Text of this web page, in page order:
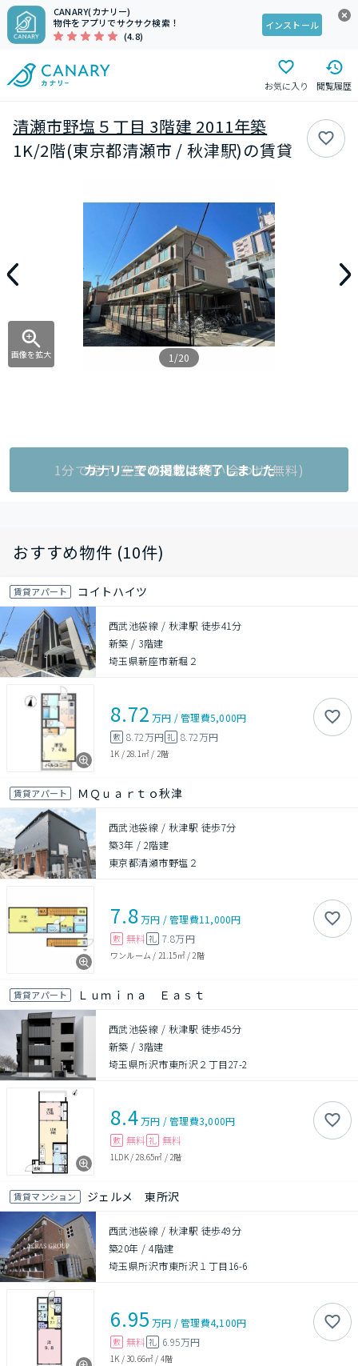
CANARY(カナリー)
物件をアプリでサクサク検索！
(4.8)
インストール
お気に入り 閲覧履歴
清瀬市野塩５丁目 3階建 2011年築
1K/2階(東京都清瀬市 / 秋津駅)の賃貸
画像を拡大 1/20
1分で完了!空室状況をお問い合わせ(無料)
カナリーでの掲載は終了しました
おすすめ物件 (10件)
賃貸アパート コイトハイツ
西武池袋線 / 秋津駅 徒歩41分
新築 / 3階建
埼玉県新座市新堀２
8.72 万円 /管理費5,000円
敷 8.72万円 礼 8.72万円
1K / 28.1㎡ / 2階
賃貸アパート ＭＱｕａｒｔｏ秋津
西武池袋線 / 秋津駅 徒歩7分
築3年 / 2階建
東京都清瀬市野塩２
7.8万円 /管理費11,000円
敷 無料 礼 7.8万円
ワンルーム / 21.15㎡/ 2階
賃貸アパート Ｌｕｍｉｎａ Ｅａｓｔ
西武池袋線 / 秋津駅 徒歩45分
新築 / 3階建
埼玉県所沢市東所沢２丁目27-2
8.4万円 /管理費3,000円
敷 無料 礼 無料
1LDK/ 28.65㎡ / 2階
賃貸マンション ジェルメ 東所沢
西武池袋線 / 秋津駅 徒歩49分
築20年 /4階建
埼玉県所沢市東所沢１丁目16-6
6.95 万円 /管理費4,100円
敷 無料 礼 6.95万円
1K /30.66㎡ / 4階